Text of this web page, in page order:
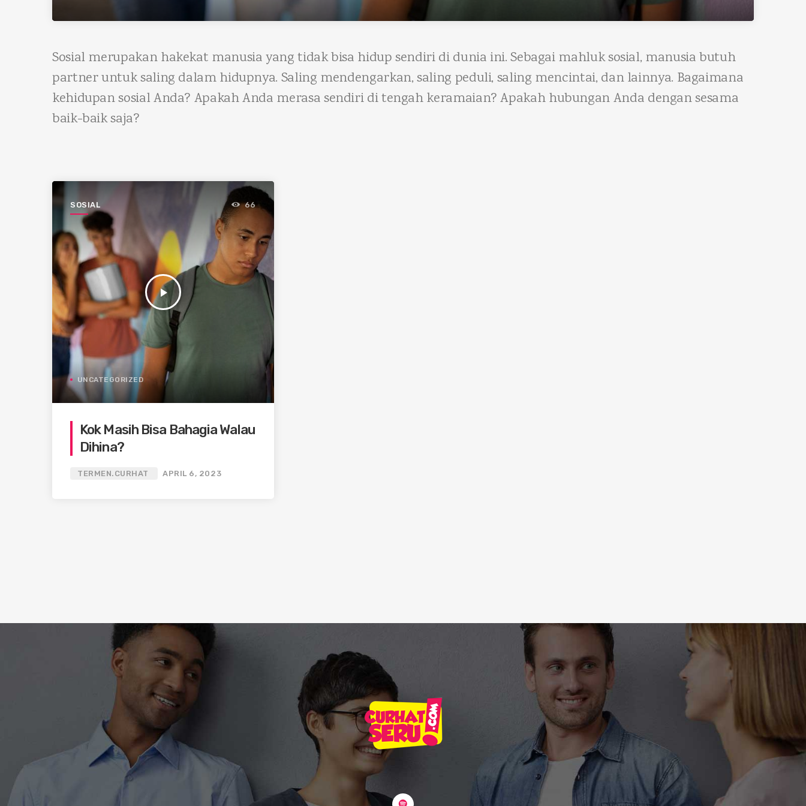
Sosial merupakan hakekat manusia yang tidak bisa hidup sendiri di dunia ini. Sebagai mahluk sosial, manusia butuh
partner untuk saling dalam hidupnya. Saling mendengarkan, saling peduli, saling mencintai, dan lainnya. Bagaimana
kehidupan sosial Anda? Apakah Anda merasa sendiri di tengah keramaian? Apakah hubungan Anda dengan sesama
baik-baik saja?
SOSIAL
play_arrow
66
UNCATEGORIZED
Kok Masih Bisa Bahagia Walau
Dihina?
TERMEN.CURHAT APRIL 6, 2023